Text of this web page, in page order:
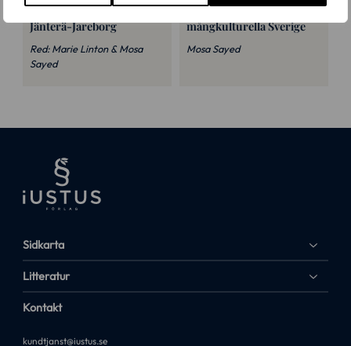
Festskrift till Maarit
Jänterä-Jareborg
Red: Marie Linton & Mosa
Sayed
Islam och arvsrätt i det
mångkulturella Sverige
Mosa Sayed
Sidkarta
Litteratur
Kontakt
kundtjanst@iustus.se